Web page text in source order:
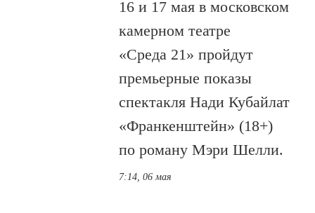
16 и 17 мая в московском
камерном театре
«Среда 21» пройдут
премьерные показы
спектакля Нади Кубайлат
«Франкенштейн» (18+)
по роману Мэри Шелли.
7:14, 06 мая